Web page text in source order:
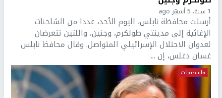
1 سنة، 5 أشهر ago
أرسلت محافظة نابلس، اليوم الأحد، عددا من الشاحنات
الإغاثية إلى مدينتي طولكرم، وجنين، واللتين تتعرضان
لعدوان الاحتلال الإسرائيلي المتواصل. وقال محافظ نابلس
غسان دغلس، إن ...
فلسطينيات